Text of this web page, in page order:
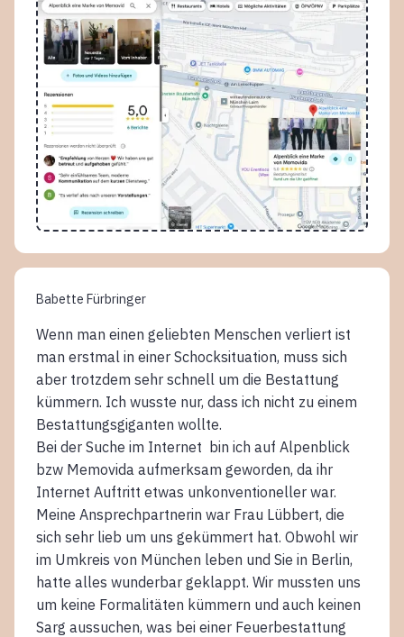
Babette Fürbringer
Wenn man einen geliebten Menschen verliert ist
man erstmal in einer Schocksituation, muss sich
aber trotzdem sehr schnell um die Bestattung
kümmern. Ich wusste nur, dass ich nicht zu einem
Bestattungsgiganten wollte.
Bei der Suche im Internet bin ich auf Alpenblick
bzw Memovida aufmerksam geworden, da ihr
Internet Auftritt etwas unkonventioneller war.
Meine Ansprechpartnerin war Frau Lübbert, die
sich sehr lieb um uns gekümmert hat. Obwohl wir
im Umkreis von München leben und Sie in Berlin,
hatte alles wunderbar geklappt. Wir mussten uns
um keine Formalitäten kümmern und auch keinen
Sarg aussuchen, was bei einer Feuerbestattung